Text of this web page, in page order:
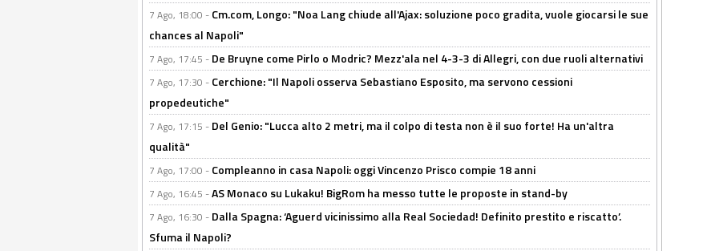
7 Ago, 18:00 - Cm.com, Longo: "Noa Lang chiude all'Ajax: soluzione poco gradita, vuole giocarsi le sue
chances al Napoli"
7 Ago, 17:45 - De Bruyne come Pirlo o Modric? Mezz'ala nel 4-3-3 di Allegri, con due ruoli alternativi
7 Ago, 17:30 - Cerchione: "Il Napoli osserva Sebastiano Esposito, ma servono cessioni
propedeutiche"
7 Ago, 17:15 - Del Genio: "Lucca alto 2 metri, ma il colpo di testa non è il suo forte! Ha un'altra
qualità"
7 Ago, 17:00 - Compleanno in casa Napoli: oggi Vincenzo Prisco compie 18 anni
7 Ago, 16:45 -AS Monaco su Lukaku! BigRom ha messo tutte le proposte in stand-by
7 Ago, 16:30 - Dalla Spagna: ‘Aguerd vicinissimo alla Real Sociedad! Definito prestito e riscatto’.
Sfuma il Napoli?